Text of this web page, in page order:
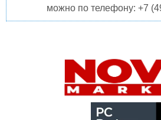
можно по телефону: +7